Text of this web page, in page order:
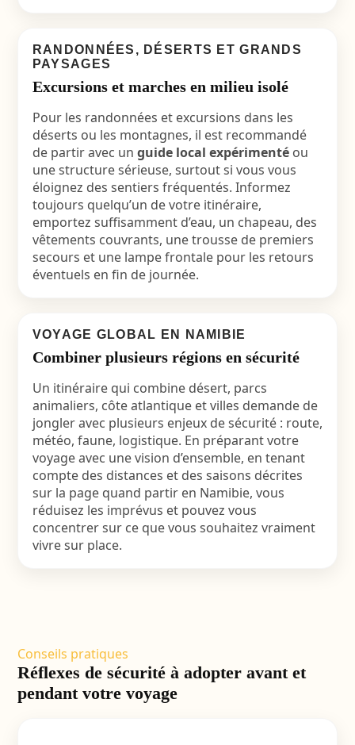
RANDONNÉES, DÉSERTS ET GRANDS
PAYSAGES
Excursions et marches en milieu isolé
Pour les randonnées et excursions dans les
déserts ou les montagnes, il est recommandé
de partir avec un guide local expérimentéou
une structure sérieuse, surtout si vous vous
éloignez des sentiers fréquentés. Informez
toujours quelqu’un de votre itinéraire,
emportez suffisamment d’eau, un chapeau, des
vêtements couvrants, une trousse de premiers
secours et une lampe frontale pour les retours
éventuels en fin de journée.
VOYAGE GLOBAL EN NAMIBIE
Combiner plusieurs régions en sécurité
Un itinéraire qui combine désert, parcs
animaliers, côte atlantique et villes demande de
jongler avec plusieurs enjeux de sécurité : route,
météo, faune, logistique. En préparant votre
voyage avec une vision d’ensemble, en tenant
compte des distances et des saisons décrites
sur la page quand partir en Namibie, vous
réduisez les imprévus et pouvez vous
concentrer sur ce que vous souhaitez vraiment
vivre sur place.
Conseils pratiques
Réflexes de sécurité à adopter avant et
pendant votre voyage